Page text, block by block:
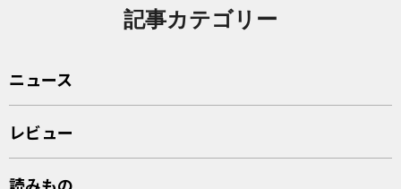
記事カテゴリー
ニュース
レビュー